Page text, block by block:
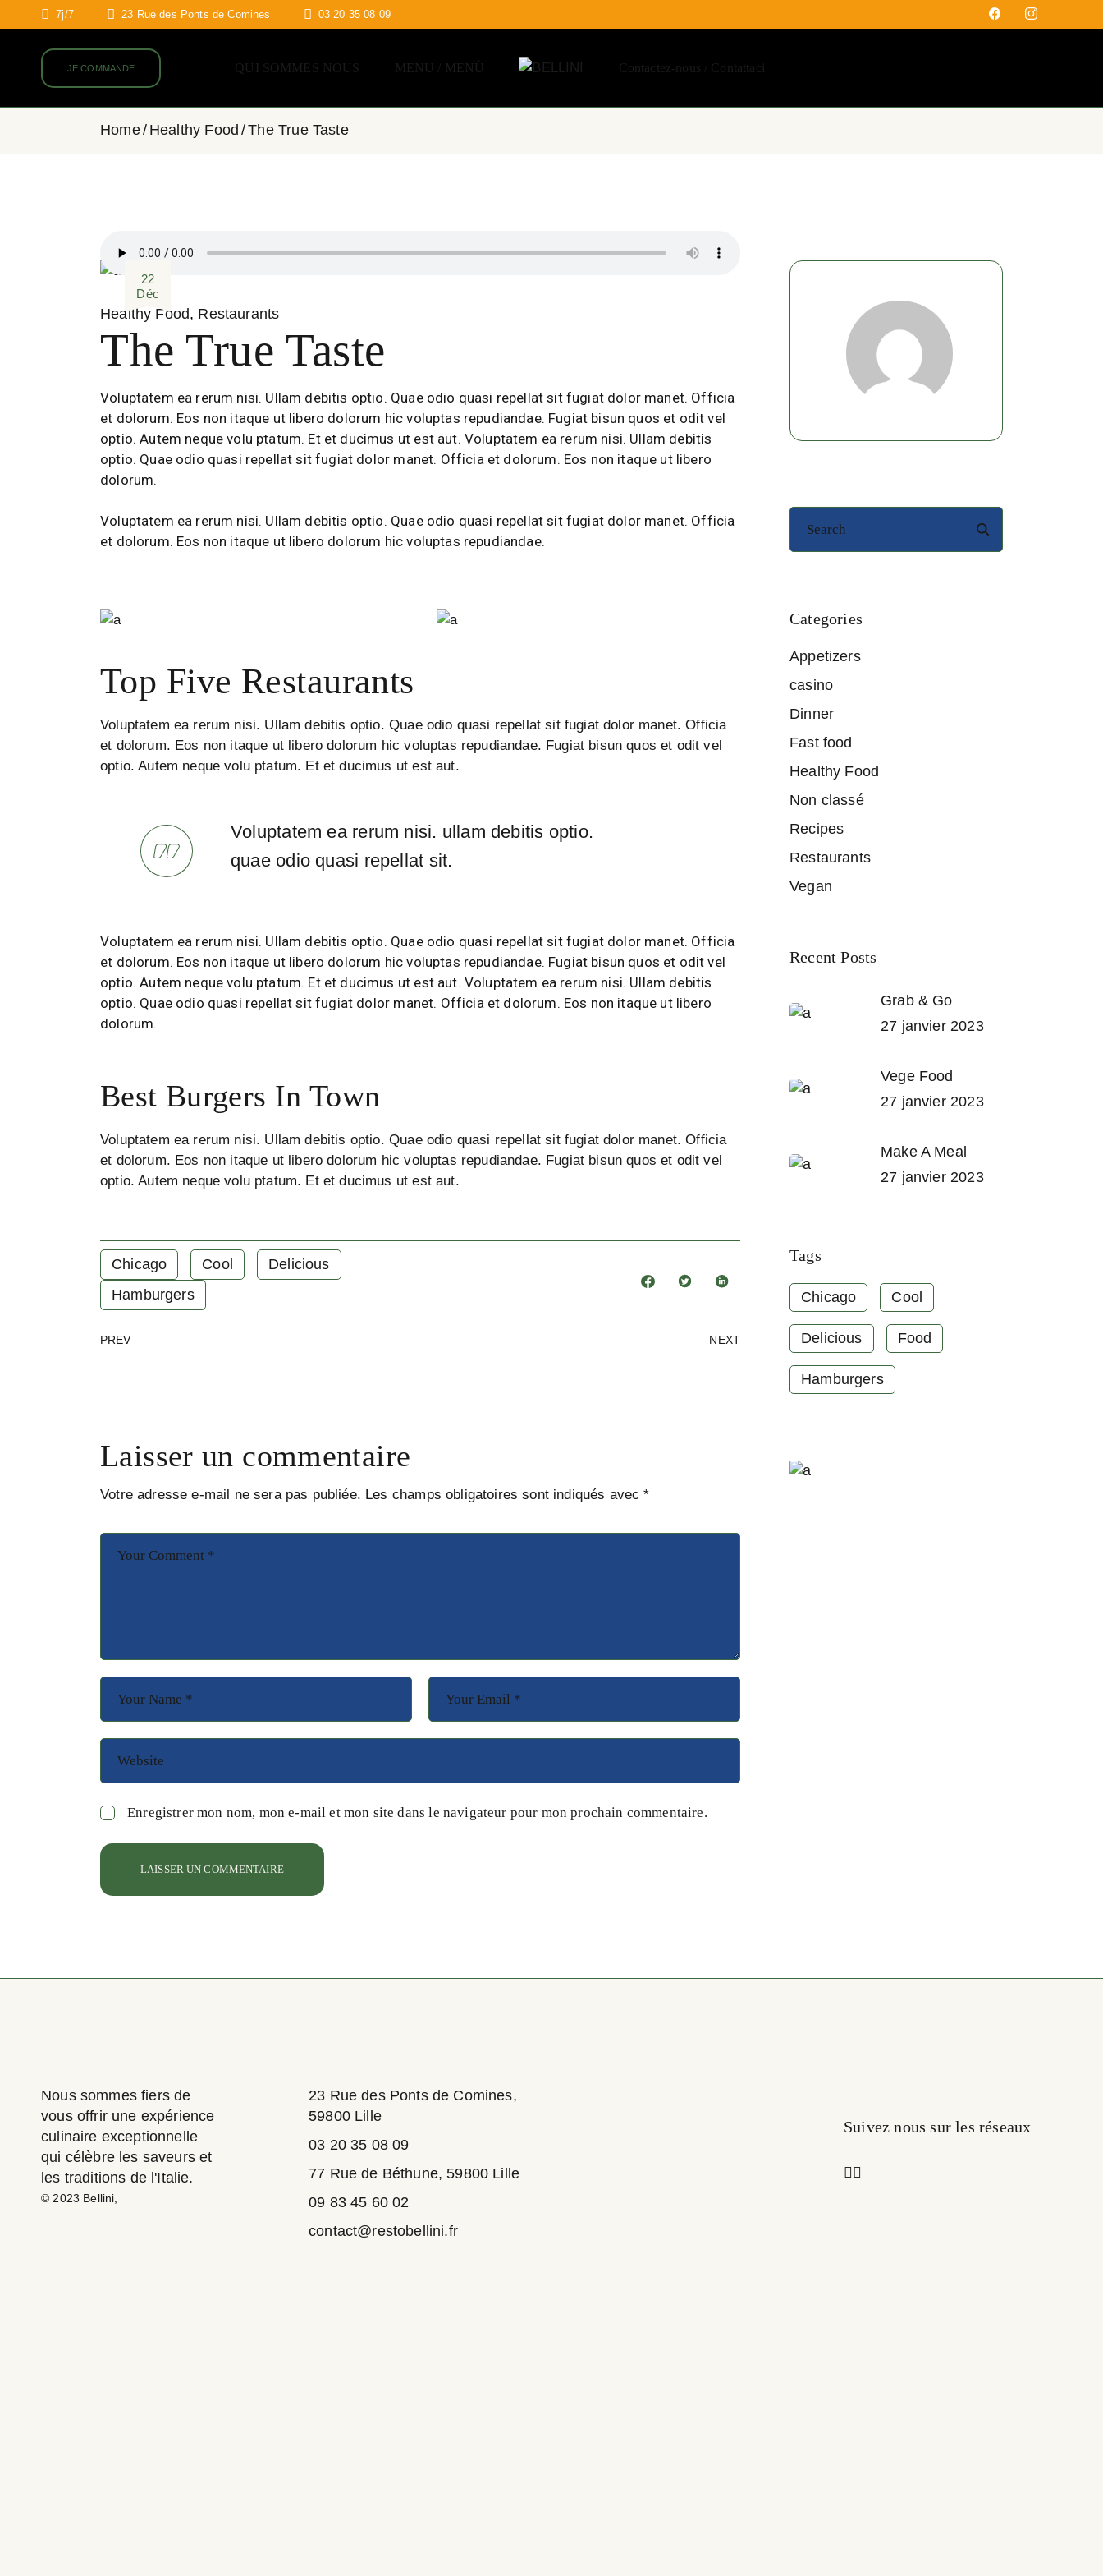
7j/7 23 Rue des Ponts de Comines 03 20 35 08 09
JE COMMANDE QUI SOMMES NOUS MENU / MENÙ Contactez-nous / Contattaci
Home Healthy Food The True Taste
22
Déc
Healthy Food Restaurants
The True Taste
Voluptatem ea rerum nisi. Ullam debitis optio. Quae odio quasi repellat sit fugiat dolor manet. Officia
et dolorum. Eos non itaque ut libero dolorum hic voluptas repudiandae. Fugiat bisun quos et odit vel
optio. Autem neque volu ptatum. Et et ducimus ut est aut. Voluptatem ea rerum nisi. Ullam debitis
optio. Quae odio quasi repellat sit fugiat dolor manet. Officia et dolorum. Eos non itaque ut libero
dolorum.
Voluptatem ea rerum nisi. Ullam debitis optio. Quae odio quasi repellat sit fugiat dolor manet. Officia
et dolorum. Eos non itaque ut libero dolorum hic voluptas repudiandae.
Top Five Restaurants
Voluptatem ea rerum nisi. Ullam debitis optio. Quae odio quasi repellat sit fugiat dolor manet. Officia
et dolorum. Eos non itaque ut libero dolorum hic voluptas repudiandae. Fugiat bisun quos et odit vel
optio. Autem neque volu ptatum. Et et ducimus ut est aut.
Voluptatem ea rerum nisi. ullam debitis optio.
quae odio quasi repellat sit.
Voluptatem ea rerum nisi. Ullam debitis optio. Quae odio quasi repellat sit fugiat dolor manet. Officia
et dolorum. Eos non itaque ut libero dolorum hic voluptas repudiandae. Fugiat bisun quos et odit vel
optio. Autem neque volu ptatum. Et et ducimus ut est aut. Voluptatem ea rerum nisi. Ullam debitis
optio. Quae odio quasi repellat sit fugiat dolor manet. Officia et dolorum. Eos non itaque ut libero
dolorum.
Best Burgers In Town
Voluptatem ea rerum nisi. Ullam debitis optio. Quae odio quasi repellat sit fugiat dolor manet. Officia
et dolorum. Eos non itaque ut libero dolorum hic voluptas repudiandae. Fugiat bisun quos et odit vel
optio. Autem neque volu ptatum. Et et ducimus ut est aut.
Chicago Cool
Delicious
Hamburgers
PREV NEXT
Laisser un commentaire
Votre adresse e-mail ne sera pas publiée. Les champs obligatoires sont indiqués avec*
Enregistrer mon nom, mon e-mail et mon site dans le navigateur pour mon prochain commentaire.
LAISSER UN COMMENTAIRE
Categories
Appetizers
casino
Dinner
Fast food
Healthy Food
Non classé
Recipes
Restaurants
Vegan
Recent Posts
Grab & Go
27 janvier 2023
Vege Food
27 janvier 2023
Make A Meal
27 janvier 2023
Tags
Chicago Cool
Delicious Food
Hamburgers
Nous sommes fiers de
vous offrir une expérience
culinaire exceptionnelle
qui célèbre les saveurs et
les traditions de l'Italie.
© 2023 Bellini
23 Rue des Ponts de Comines,
59800 Lille
03 20 35 08 09
77 Rue de Béthune, 59800 Lille
09 83 45 60 02
contact@restobellini.fr
Suivez nous sur les réseaux